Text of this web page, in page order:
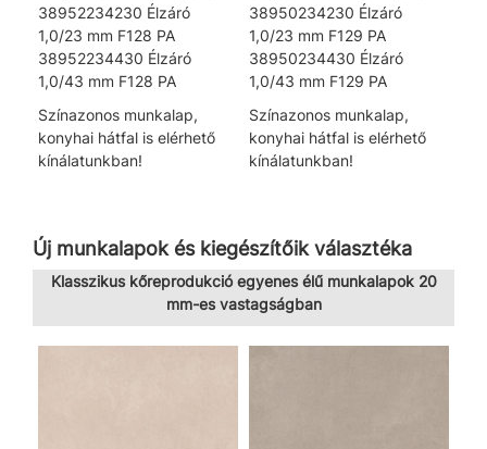
38952234230 Élzáró
1,0/23 mm F128 PA
38952234430 Élzáró
1,0/43 mm F128 PA
Színazonos munkalap,
konyhai hátfal is elérhető
kínálatunkban!
38950234230 Élzáró
1,0/23 mm F129 PA
38950234430 Élzáró
1,0/43 mm F129 PA
Színazonos munkalap,
konyhai hátfal is elérhető
kínálatunkban!
Új munkalapok és kiegészítőik választéka
Klasszikus kőreprodukció egyenes élű munkalapok 20
mm-es vastagságban